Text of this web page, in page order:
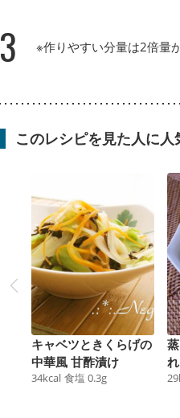
3 ※作りやすい分量は2倍量
このレシピを見た人に人
キャベツときくらげの
中華風 甘酢漬け
34kcal 食塩 0.3g
れ
29